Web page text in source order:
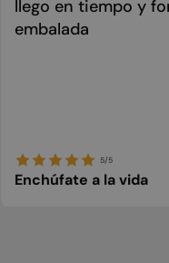
llego en tiempo y
embalada
5/5
Enchúfate a la vida